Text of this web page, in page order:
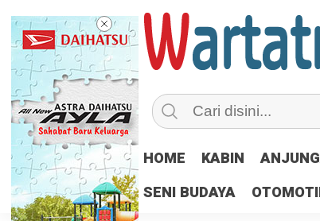
HOME KABIN
SENI BUDAYA